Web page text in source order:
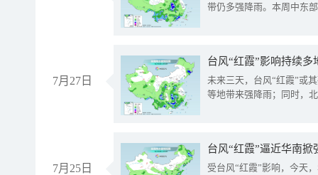
带仍多强降雨。本周中东
7月27日
台风“红霞”影响持续
未来三天，台风“红霞”或
等地带来强降雨；同时，
7月25日
台风“红霞”逼近华南
受台风“红霞”影响，今天